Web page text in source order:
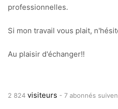
professionnelles.
Si mon travail vous plait,
Au plaisir d'échanger!!
2 824 visiteurs - 7 abonnés